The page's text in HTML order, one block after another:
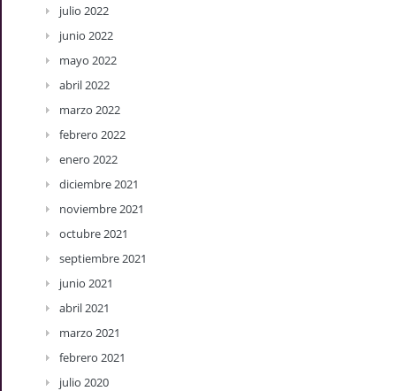
julio 2022
junio 2022
mayo 2022
abril 2022
marzo 2022
febrero 2022
enero 2022
diciembre 2021
noviembre 2021
octubre 2021
septiembre 2021
junio 2021
abril 2021
marzo 2021
febrero 2021
julio 2020